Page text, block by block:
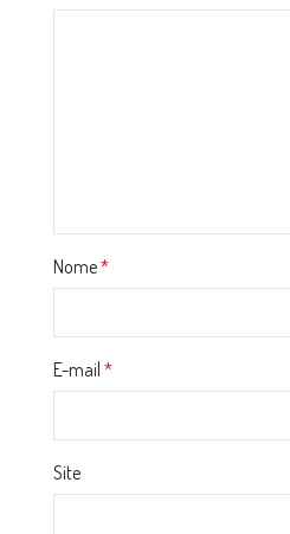
Nome*
E-mail *
Site